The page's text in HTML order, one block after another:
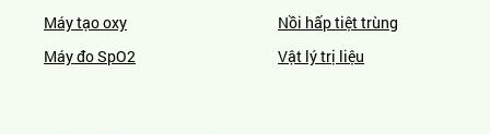
Máy tạo oxy
Máy đo SpO2
Nồi hấp tiệt trùng
Vật lý trị liệu